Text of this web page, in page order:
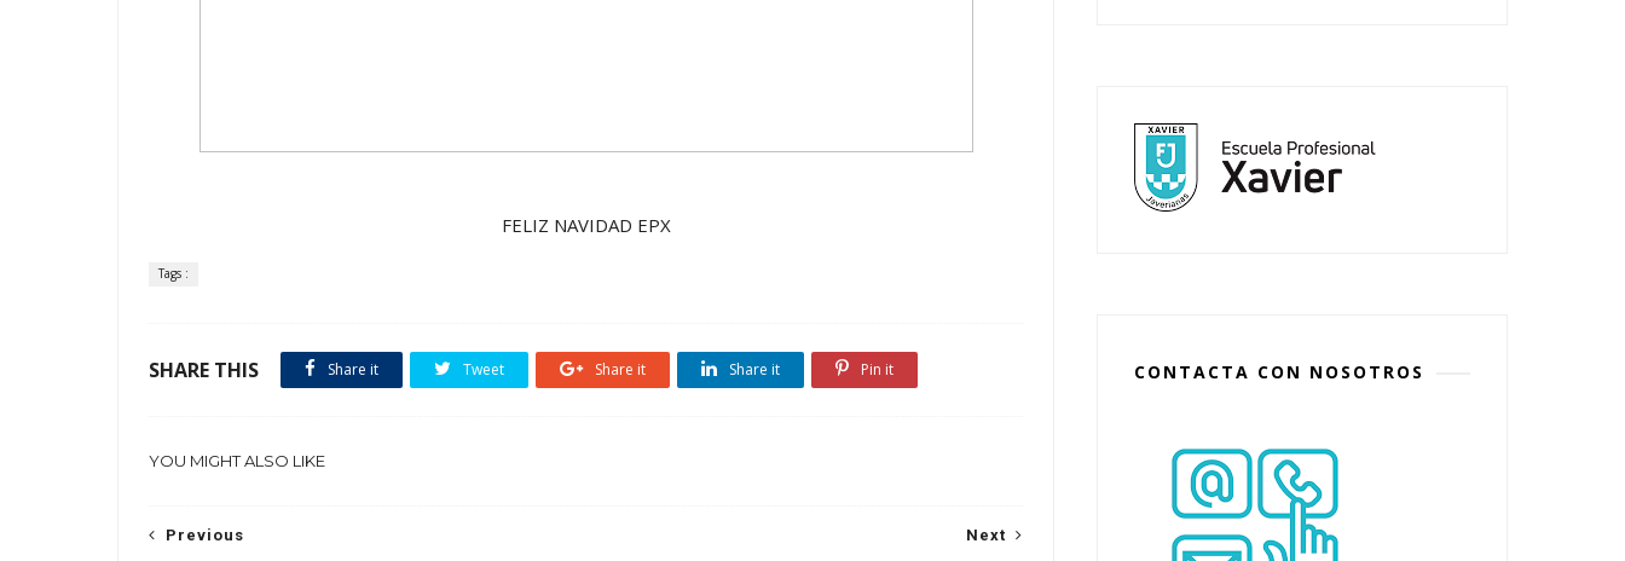
FELIZ NAVIDAD EPX
Tags :
SHARE THIS Share it Tweet Share it Share it Pin it
YOU MIGHT ALSO LIKE
Next
Previous
CONTACTA CON NOSOTROS